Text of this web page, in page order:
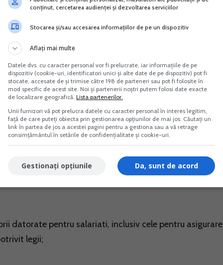
pensiile facultative de catre Autoritatea de
autorizate, stabilite in state membre ale Uniunii
platite in scopul personal al contribuabilului,
sau intr-o forma de asociere, in limita
in scopul personal al contribuabilului, indiferent
de asociere, in limita echivalentului in lei a 400
aferente autoturismelor folosite de contribuabil sau
art.68 alin. (7) lit. k) la cel mult un singur autoturism
datorate pentru salariati, inclusiv cele pentru
legii;
conținut, cercetarea audienței și dezvoltarea serviciilor
Stocarea și/sau accesarea informațiilor de pe un dispozitiv
Aflați mai multe
Datele dvs. cu caracter personal vor fi prelucrate, iar informațiile de pe
dispozitiv (cookie-uri, identificatori unici și alte date de pe dispozitiv) pot fi
stocate, accesate de și trimise către 198 de parteneri sau pot fi folosite în
mod specific de acest site. Noi și partenerii noștri putem folosi date exacte
de localizare geografică. Lista partenerilor.
Unii furnizori vă pot prelucra datele cu caracter personal în interes legitim,
față de care puteți obiecta prin gestionarea opțiunilor de mai jos. Căutați un
link în partea de jos a acestei pagini pentru a gestiona sau a vă retrage
consimțământul în setările de confidențialitate și cookie-uri.
Da, sunt de acord
Gestionați opțiunile